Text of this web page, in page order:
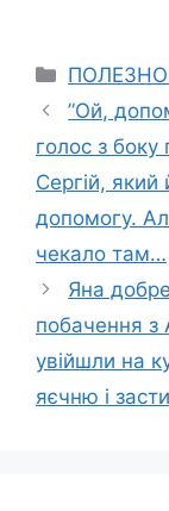
”Ой,
голос з боку
Сергій,
допомогу.
чекало там…
Яна
побачення з
увійшли на
яєчню і